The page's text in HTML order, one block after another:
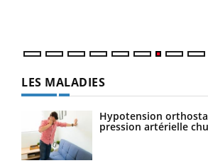
LES MALADIES
Hypotension
pression artérielle